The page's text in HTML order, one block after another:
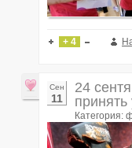
+ 4
Сен
11
24
Категория: